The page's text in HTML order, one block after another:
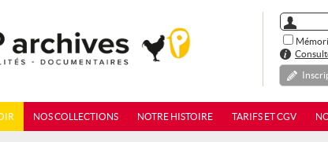
NOS COLLECTIONS NOTRE HISTOIRE TARIFS ET CGV